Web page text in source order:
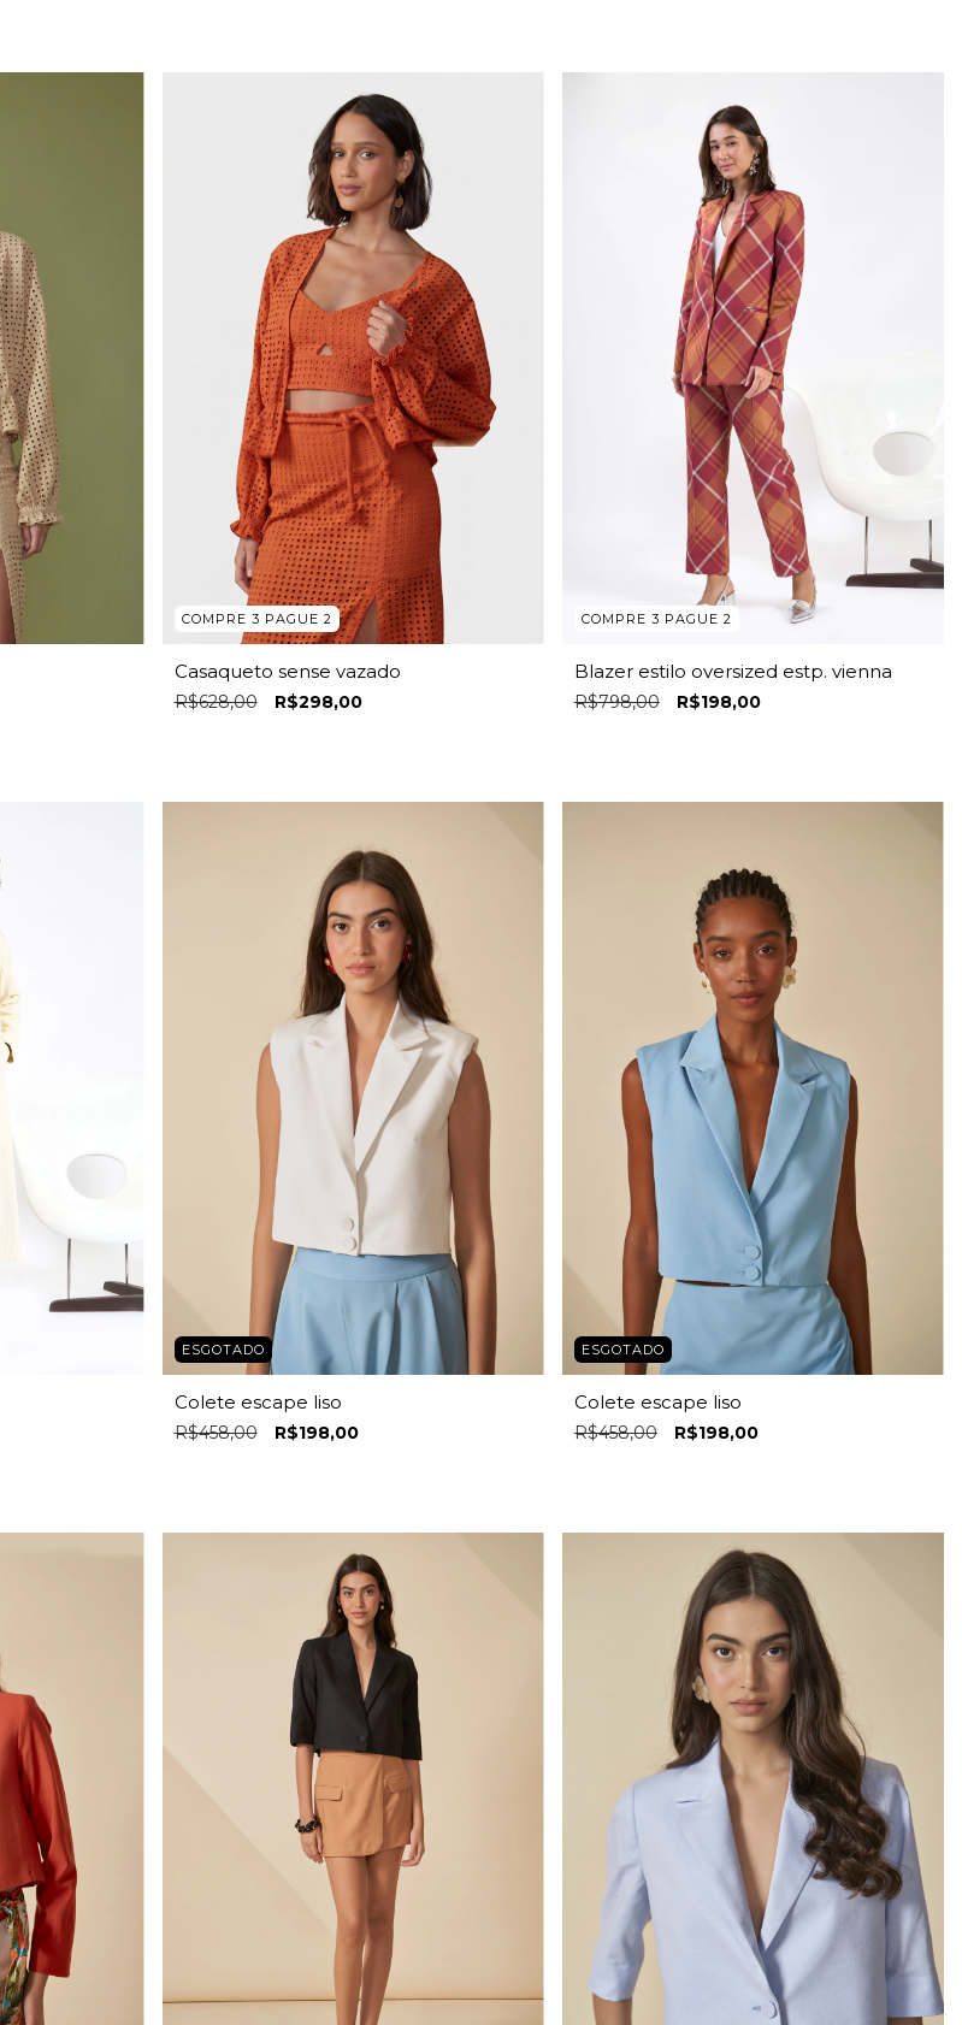
COMPRE 3 PAGUE 2
Casaqueto sense vazado
R$628,00 R$298,00
COMPRE 3 PAGUE 2
Blazer estilo oversized estp. vienna
R$798,00 R$198,00
ESGOTADO
Colete escape liso
R$458,00 R$198,00
ESGOTADO
Colete escape liso
R$458,00 R$198,00